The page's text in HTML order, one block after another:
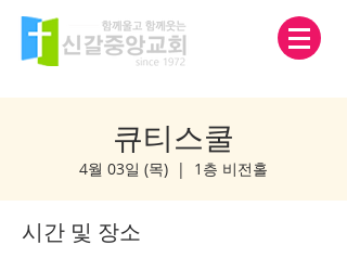
큐티스쿨
4월 03일 (목)
  |
1층 비전홀
시간 및 장소